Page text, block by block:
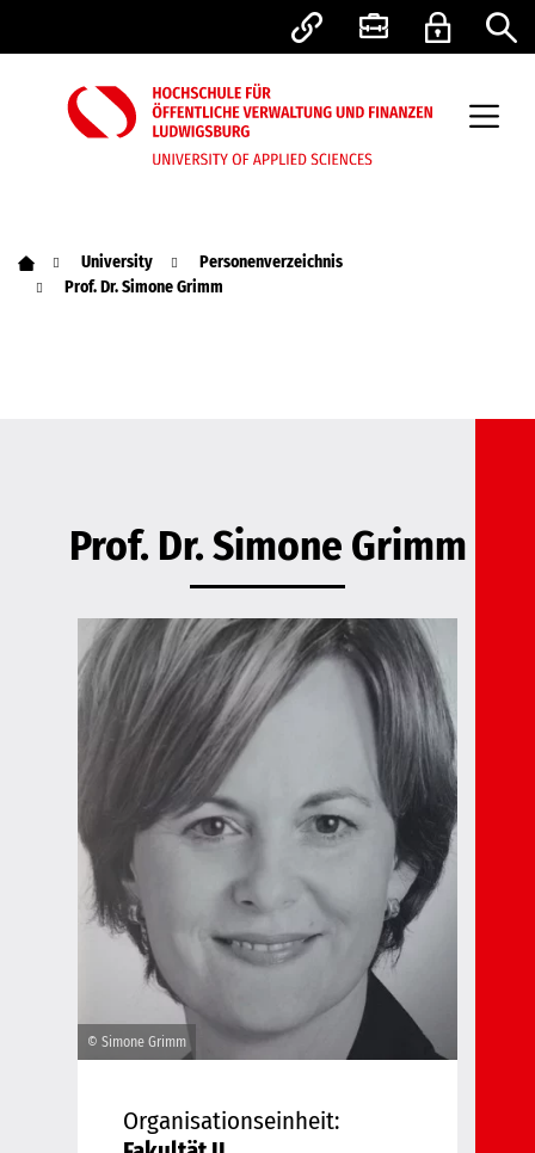
University
Personenverzeichnis
Prof. Dr. Simone Grimm
Prof. Dr. Simone Grimm
© Simone Grimm
Organisationseinheit: